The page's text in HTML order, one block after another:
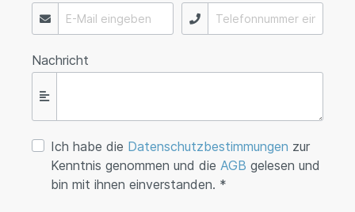
Nachricht
Ich habe die Datenschutzbestimmungen zur
Kenntnis genommen und die AGB gelesen und
bin mit ihnen einverstanden. *